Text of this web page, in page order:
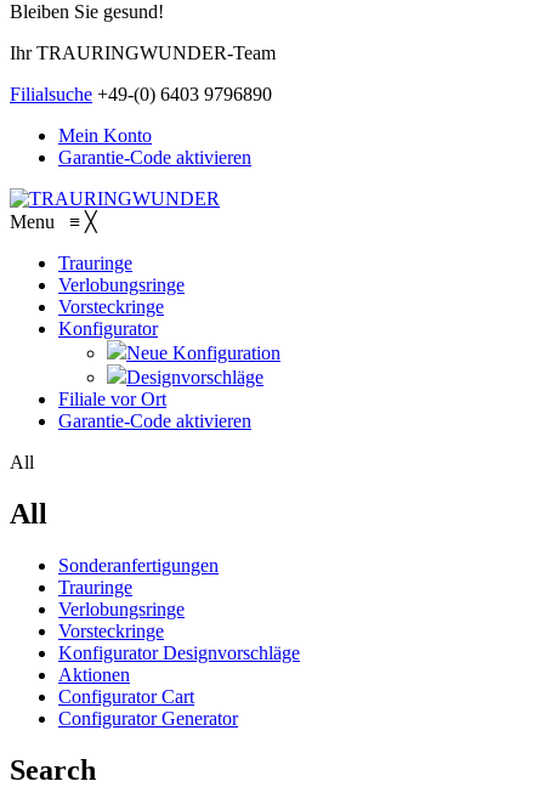
Bleiben Sie gesund!
Ihr TRAURINGWUNDER-Team
Filialsuche +49-(0) 6403 9796890
Mein Konto
Garantie-Code aktivieren
Menu ≡ ╳
Trauringe
Verlobungsringe
Vorsteckringe
Konfigurator
Neue Konfiguration
Designvorschläge
Filiale vor Ort
Garantie-Code aktivieren
All
All
Sonderanfertigungen
Trauringe
Verlobungsringe
Vorsteckringe
Konfigurator Designvorschläge
Aktionen
Configurator Cart
Configurator Generator
Search